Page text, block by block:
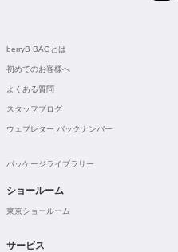
berryB BAGとは
初めてのお客様へ
よくある質問
スタッフブログ
ウェブレター バックナンバー
パッケージライブラリー
ショールーム
東京ショールーム
サービス